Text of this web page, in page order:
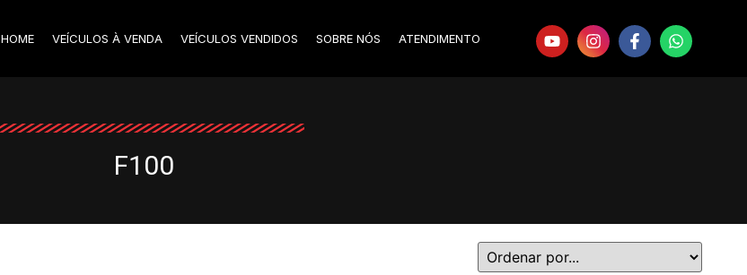
HOME VEÍCULOS À VENDA VEÍCULOS VENDIDOS SOBRE NÓS ATENDIMENTO
F100